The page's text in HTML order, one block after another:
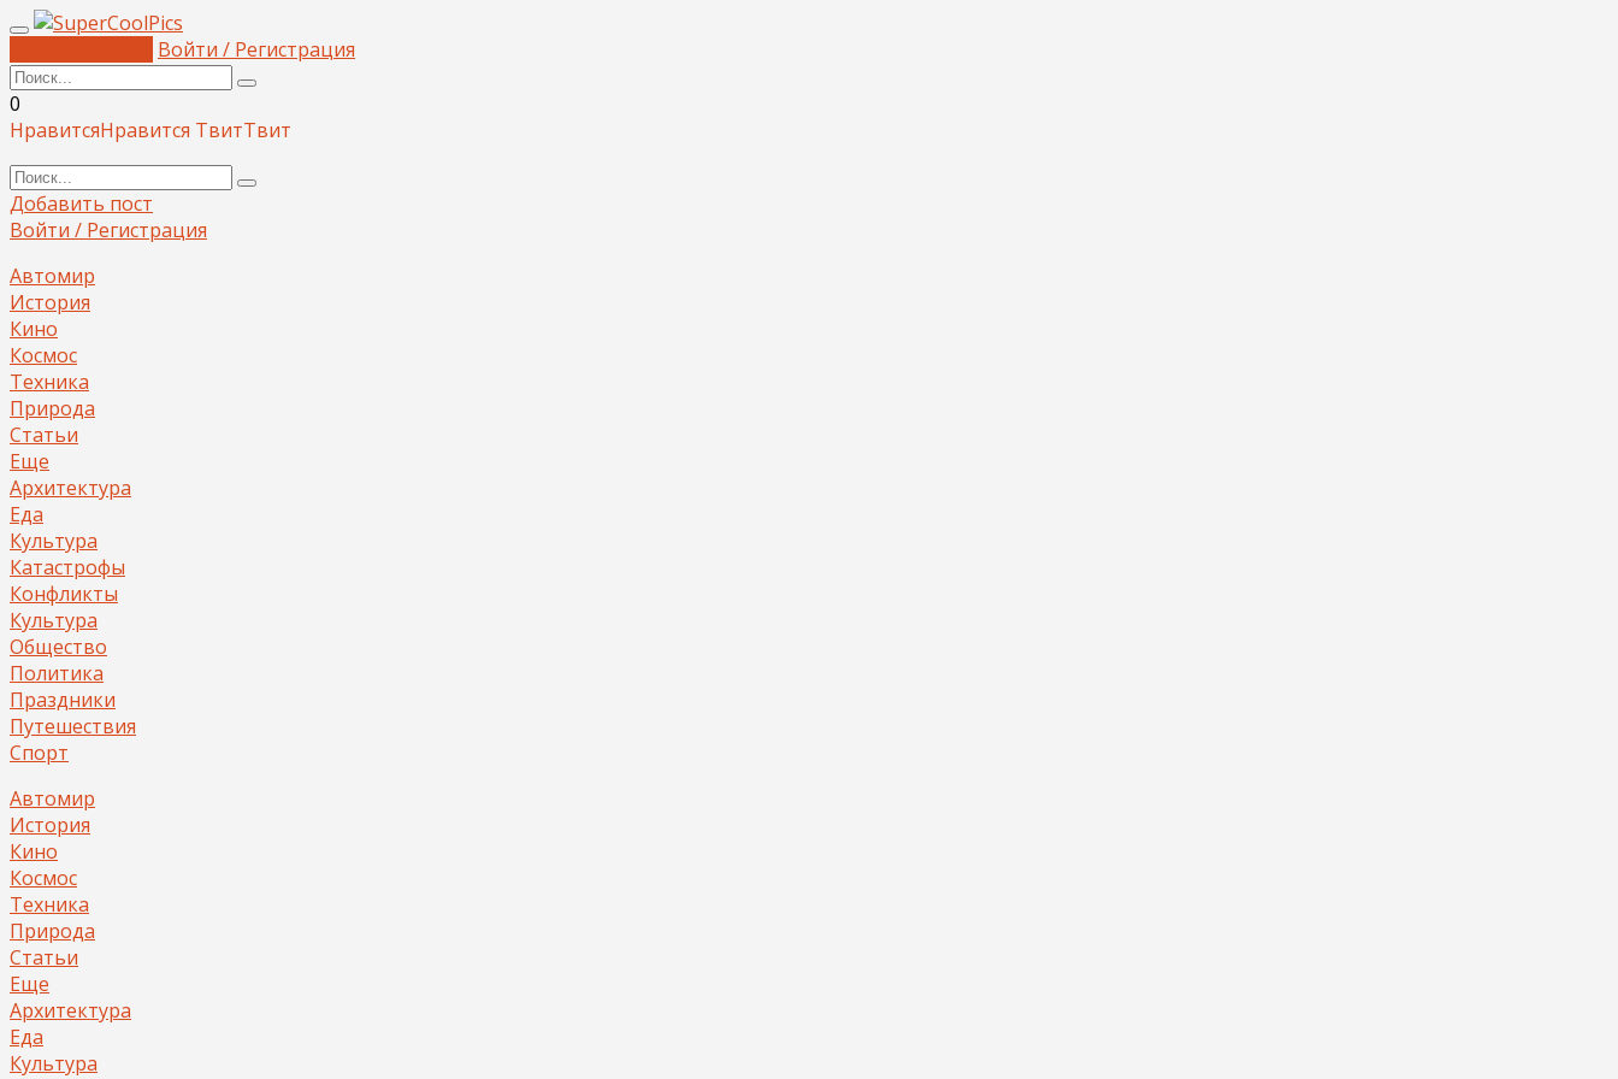
Войти / Регистрация
0
НравитсяНравится ТвитТвит
Добавить пост
Войти / Регистрация
Автомир
История
Кино
Космос
Техника
Природа
Статьи
Еще
Архитектура
Еда
Культура
Катастрофы
Конфликты
Культура
Общество
Политика
Праздники
Путешествия
Спорт
Автомир
История
Кино
Космос
Техника
Природа
Статьи
Еще
Архитектура
Еда
Культура